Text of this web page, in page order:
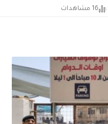
16 مشاهدات